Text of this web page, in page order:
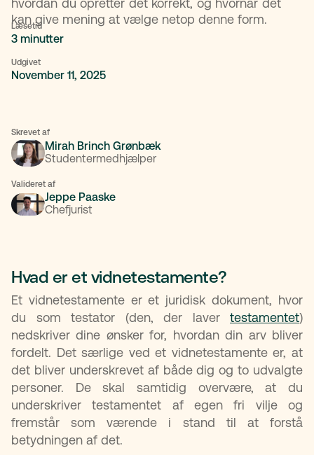
kan give mening at vælge netop denne form.
Læsetid
3 minutter
Udgivet
November 11, 2025
Skrevet af
Mirah Brinch Grønbæk
Studentermedhjælper
Valideret af
Jeppe Paaske
Chefjurist
Hvad er et vidnetestamente?
Et vidnetestamente er et juridisk dokument, hvor
du som testator (den, der laver testamentet)
nedskriver dine ønsker for, hvordan din arv bliver
fordelt. Det særlige ved et vidnetestamente er, at
det bliver underskrevet af både dig og to udvalgte
personer. De skal samtidig overvære, at du
underskriver testamentet af egen fri vilje og
fremstår som værende i stand til at forstå
betydningen af det.